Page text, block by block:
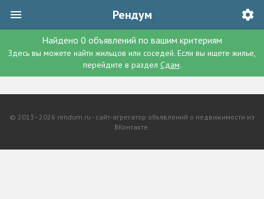
Рендум
Найдено 0 объявлений по вашим критериям
Здесь вы можете найти жильцов или соседей. Если вы ищете жилье,
перейдите в раздел Сдам.
© 2013–2026 rendum.ru - сайт-агрегатор объявлений о недвижимости из
ВКонтакте.